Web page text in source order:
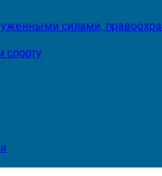
силами,
спорту